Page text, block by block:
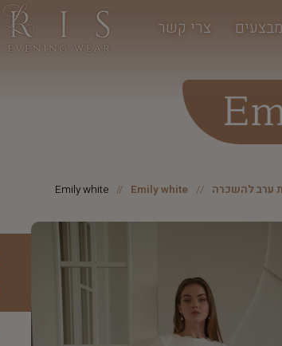
מבצעים צרי קשר
ערב להשכרה Emily white
Emily white